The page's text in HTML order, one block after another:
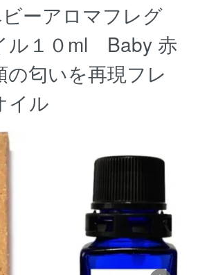
ーアロマフレグ
ル１０ml Baby 赤
の匂いを再現フレ
イル